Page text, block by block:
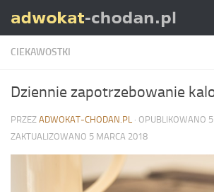
Skip to content
CIEKAWOSTKI
Dziennie zapotrzebowanie
PRZEZ ADWOKAT-CHODAN.PL · OPUBLIKOWANO
ZAKTUALIZOWANO 5 MARCA 2018